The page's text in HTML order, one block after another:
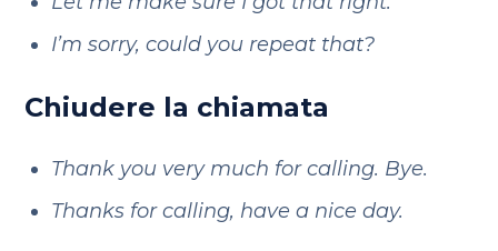
I’m sorry, could you repeat that?
Chiudere la chiamata
Thank you very much for calling. Bye.
Thanks for calling, have a nice day.